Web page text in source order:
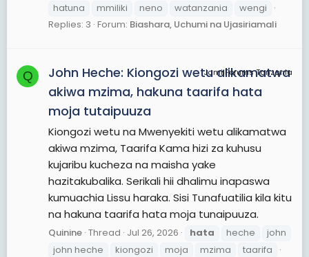
hatuna
mmiliki neno watanzania
wengi
Replies: 3 Forum: Biashara, Uchumi na Ujasiriamali
Q JamiiForums Tanzania
John Heche: Kiongozi wetu alikamatwa
akiwa mzima, hakuna taarifa hata
moja tutaipuuza
Kiongozi wetu na Mwenyekiti wetu alikamatwa
akiwa mzima, Taarifa Kama hizi za kuhusu
kujaribu kucheza na maisha yake
hazitakubalika. Serikali hii dhalimu inapaswa
kumuachia Lissu haraka. Sisi Tunafuatilia kila kitu
na hakuna taarifa hata moja tunaipuuza.
Quinine Thread Jul 26, 2026 hata heche
john
john heche
kiongozi moja mzima
taarifa